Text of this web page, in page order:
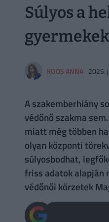
Súlyos a
KOÓS ANNA 2025.
A szakemberhiány
védőnő szakma
miatt még többen
olyan központi
súlyosbodhat,
friss adatok alapján
védőnői körzetek